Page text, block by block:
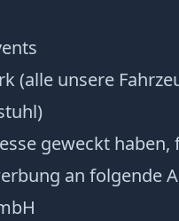
(alle unsere
geweckt
an folgende